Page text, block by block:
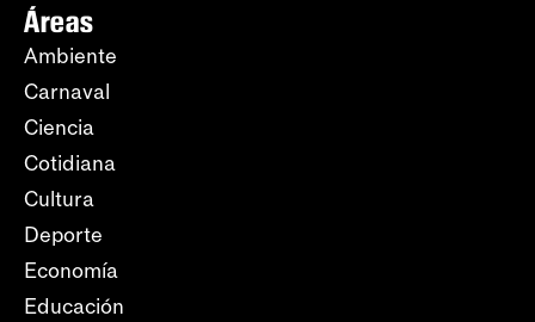
Áreas
Ambiente
Carnaval
Ciencia
Cotidiana
Cultura
Deporte
Economía
Educación